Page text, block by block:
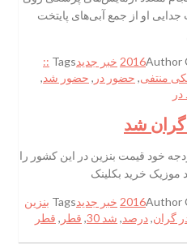
او از جمع آبی‌های پایتخت
Author خبر جدیدTags
::
منتفی, حضور در , حضور شد,
خود قیمت بنزین در این کشور را
Author خبر جدیدTags بنزین
گران,درصد, شد 30 , قطر , قطر